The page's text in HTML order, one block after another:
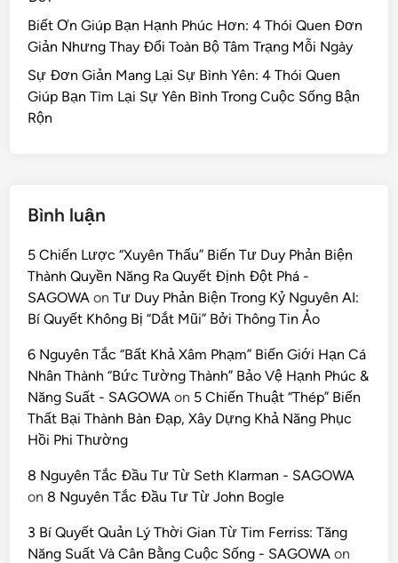
Biết Ơn Giúp Bạn Hạnh Phúc Hơn: 4 Thói Quen Đơn
Giản Nhưng Thay Đổi Toàn Bộ Tâm Trạng Mỗi Ngày
Sự Đơn Giản Mang Lại Sự Bình Yên: 4 Thói Quen
Giúp Bạn Tìm Lại Sự Yên Bình Trong Cuộc Sống Bận
Rộn
Bình luận
5 Chiến Lược “Xuyên Thấu” Biến Tư Duy Phản Biện
Thành Quyền Năng Ra Quyết Định Đột Phá -
SAGOWA onTư Duy Phản Biện Trong Kỷ Nguyên AI:
Bí Quyết Không Bị “Dắt Mũi” Bởi Thông Tin Ảo
6 Nguyên Tắc “Bất Khả Xâm Phạm” Biến Giới Hạn Cá
Nhân Thành “Bức Tường Thành” Bảo Vệ Hạnh Phúc &
Năng Suất - SAGOWA on 5 Chiến Thuật “Thép” Biến
Thất Bại Thành Bàn Đạp, Xây Dựng Khả Năng Phục
Hồi Phi Thường
8 Nguyên Tắc Đầu Tư Từ Seth Klarman - SAGOWA
on 8 Nguyên Tắc Đầu Tư Từ John Bogle
3 Bí Quyết Quản Lý Thời Gian Từ Tim Ferriss: Tăng
Năng Suất Và Cân Bằng Cuộc Sống - SAGOWA on